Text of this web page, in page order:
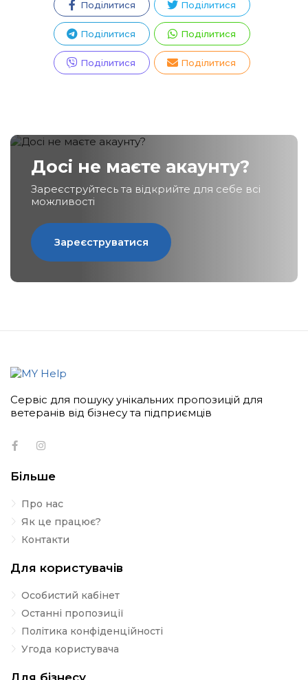
Поділитися Поділитися
Поділитися Поділитися
Поділитися Поділитися
Досі не маєте акаунту?
Зареєструйтесь та відкрийте для себе всі
можливості
Зареєструватися
Сервіс для пошуку унікальних пропозицій для
ветеранів від бізнесу та підприємців
Більше
Про нас
Як це працює?
Контакти
Для користувачів
Особистий кабінет
Останні пропозиції
Політика конфіденційності
Угода користувача
Для бізнесу